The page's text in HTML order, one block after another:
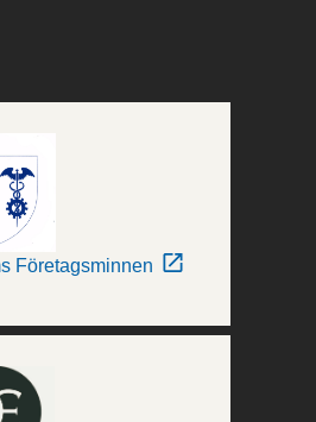
Företagsminnen